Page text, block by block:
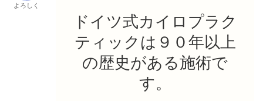
よろしく
ドイツ式カイロプラク
ティックは９０年以上
の歴史がある施術で
す。